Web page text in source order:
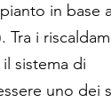
in base
Tra i
sistema di
uno dei